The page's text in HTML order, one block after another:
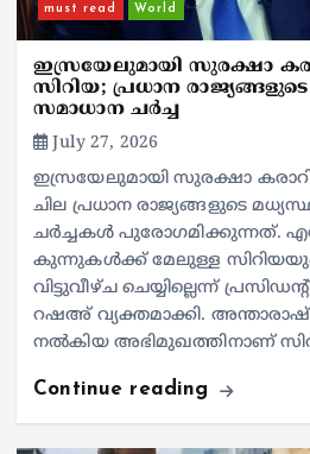
must read World
ഇസ്രയേലുമായി സുരക്ഷാ
സിറിയ; പ്രധാന
സമാധാന ചര്‍ച്ച
July 27, 2026
ഇസ്രയേലുമായി സുരക്ഷാ
ചില പ്രധാന രാജ്യങ്ങളുടെ
ചര്‍ച്ചകള്‍ പുരോഗമിക്കുന്നത്.
കുന്നുകള്‍ക്ക് മേലുള്ള
വിട്ടുവീഴ്ച ചെയ്യില്ലെന്ന്
റഷഅ് വ്യക്തമാക്കി.
നല്‍കിയ അഭിമുഖത്തിനാണ്
Continue reading